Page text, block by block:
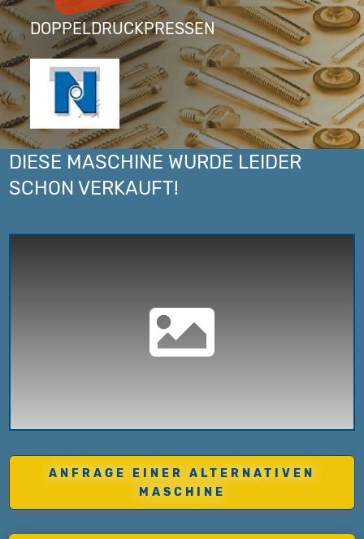
DOPPELDRUCKPRESSEN
DIESE MASCHINE WURDE LEIDER
SCHON VERKAUFT!
ANFRAGE EINER ALTERNATIVEN
MASCHINE